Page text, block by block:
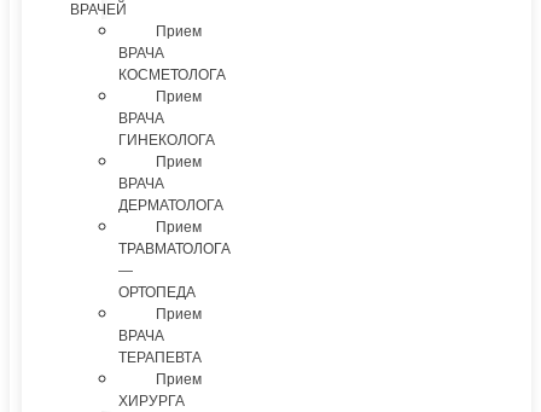
ВРАЧЕЙ
Прием
ВРАЧА
КОСМЕТОЛОГА
Прием
ВРАЧА
ГИНЕКОЛОГА
Прием
ВРАЧА
ДЕРМАТОЛОГА
Прием
ТРАВМАТОЛОГА
—
ОРТОПЕДА
Прием
ВРАЧА
ТЕРАПЕВТА
Прием
ХИРУРГА